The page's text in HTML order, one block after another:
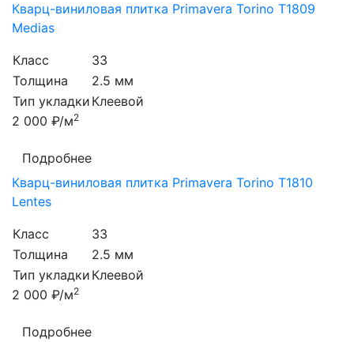
Кварц-виниловая плитка Primavera Torino T1809
Medias
Класс
33
Толщина
2.5 мм
Тип укладки Клеевой
2 000 ₽/м2
Подробнее
Кварц-виниловая плитка Primavera Torino T1810
Lentes
Класс
33
Толщина
2.5 мм
Тип укладки Клеевой
2 000 ₽/м2
Подробнее